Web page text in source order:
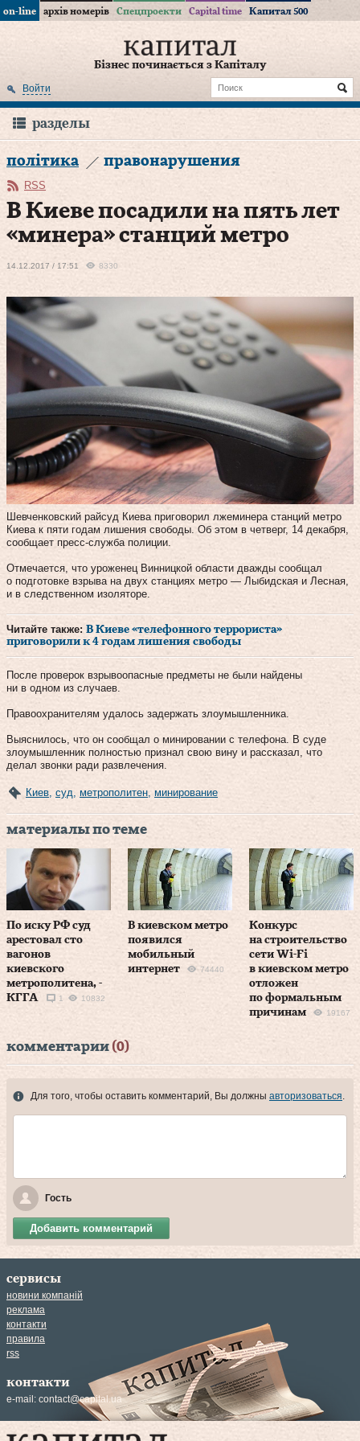
on-line архів номерів Спецпроекти Capital time Капитал 500
Бізнес починається з Капіталу
Войти
разделы
політика правонарушения
RSS
В Киеве посадили на пять лет
«минера» станций метро
14.12.2017 / 17:51 8330
Шевченковский райсуд Киева приговорил лжеминера станций метро
Киева к пяти годам лишения свободы. Об этом в четверг, 14 декабря,
сообщает пресс-служба полиции.
Отмечается, что уроженец Винницкой области дважды сообщал
о подготовке взрыва на двух станциях метро — Лыбидская и Лесная,
и в следственном изоляторе.
Читайте также: В Киеве «телефонного террориста»
приговорили к 4 годам лишения свободы
После проверок взрывоопасные предметы не были найдены
ни в одном из случаев.
Правоохранителям удалось задержать злоумышленника.
Выяснилось, что он сообщал о минировании с телефона. В суде
злоумышленник полностью признал свою вину и рассказал, что
делал звонки ради развлечения.
Киев суд метрополитен минирование
материалы по теме
По иску РФ суд
арестовал сто
вагонов
киевского
метрополитена, -
КГГА
1 10832
В киевском метро
появился
мобильный
интернет
74440
Конкурс
на строительство
сети Wi-Fi
в киевском метро
отложен
по формальным
причинам
19167
комментарии (0)
Для того, чтобы оставить комментарий, Вы должны авторизоваться.
Гость
Добавить комментарий
сервисы
новини компаній
реклама
контакти
правила
rss
контакти
e-mail: contact@capital.ua